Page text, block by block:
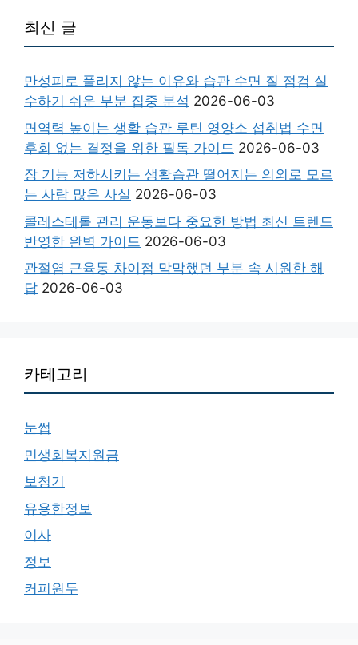
최신 글
만성피로 풀리지 않는 이유와 습관 수면 질 점검 실
수하기 쉬운 부분 집중 분석 2026-06-03
면역력 높이는 생활 습관 루틴 영양소 섭취법 수면
후회 없는 결정을 위한 필독 가이드 2026-06-03
장 기능 저하시키는 생활습관 떨어지는 의외로 모르
는 사람 많은 사실 2026-06-03
콜레스테롤 관리 운동보다 중요한 방법 최신 트렌드
반영한 완벽 가이드 2026-06-03
관절염 근육통 차이점 막막했던 부분 속 시원한 해
답 2026-06-03
카테고리
눈썹
민생회복지원금
보청기
유용한정보
이사
정보
커피원두